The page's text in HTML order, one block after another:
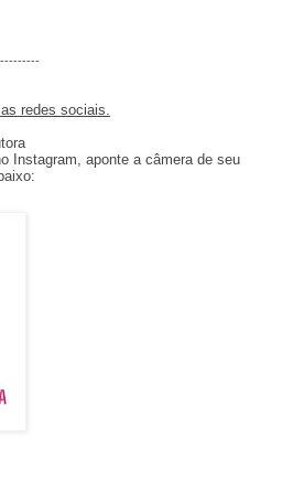
redes sociais.
Instagram, aponte a câmera de seu